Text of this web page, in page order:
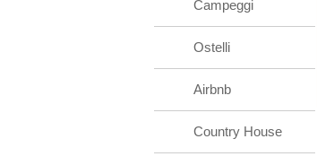
Campeggi
Ostelli
Airbnb
Country House